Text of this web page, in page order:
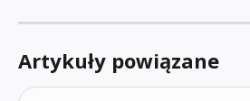
Artykuły powiązane